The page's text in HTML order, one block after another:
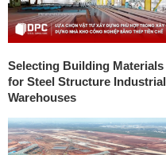
Selecting Building Materials
for Steel Structure Industrial
Warehouses